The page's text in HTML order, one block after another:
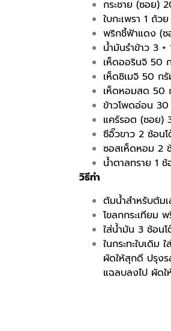
กระชาย (ซอย)
ใบกะเพรา 1 ถ้วย
พริกชี้ฟ้าแดง (ซ
น้ำมันรำข้าว 3 +
เห็ดออรินจิ 50
เห็ดชิเมจิ 50 ก
เห็ดหอมสด 50
ข้าวโพดอ่อน
แคร์รอต (ซอย)
ซีอิ๊วขาว 2 ช้อนโ
ซอสเห็ดหอม 2
น้ำตาลทราย 1 ช้
วิธีทำ
ต้มน้ำสำหรับต้ม
โขลกกระเทียม
ใส่น้ำมัน 3 ช้อน
ในกระทะใบเดิม
ผัดให้สุกดี ปรุงร
แฉลบลงไป ผัดใ